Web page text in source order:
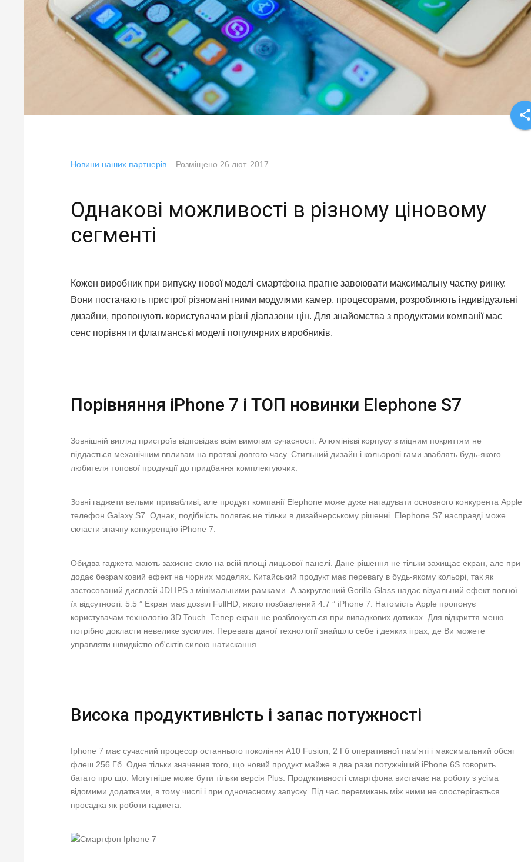
share
Новини наших партнерів Розміщено 26 лют. 2017
Однакові можливості в різному ціновому
сегменті
Кожен виробник при випуску нової моделі смартфона прагне завоювати максимальну частку ринку.
Вони постачають пристрої різноманітними модулями камер, процесорами, розробляють індивідуальні
дизайни, пропонують користувачам різні діапазони цін. Для знайомства з продуктами компанії має
сенс порівняти флагманські моделі популярних виробників.
Порівняння iPhone 7 і ТОП новинки Elephone S7
Зовнішній вигляд пристроїв відповідає всім вимогам сучасності. Алюмінієві корпусу з міцним покриттям не
піддається механічним впливам на протязі довгого часу. Стильний дизайн і кольорові гами зваблять будь-якого
любителя топової продукції до придбання комплектуючих.
Зовні гаджети вельми привабливі, але продукт компанії Elephone може дуже нагадувати основного конкурента Apple
телефон Galaxy S7. Однак, подібність полягає не тільки в дизайнерському рішенні. Elephone S7 насправді може
скласти значну конкуренцію iPhone 7.
Обидва гаджета мають захисне скло на всій площі лицьової панелі. Дане рішення не тільки захищає екран, але при
додає безрамковий ефект на чорних моделях. Китайський продукт має перевагу в будь-якому кольорі, так як
застосований дисплей JDI IPS з мінімальними рамками. А закруглений Gorilla Glass надає візуальний ефект повної
їх відсутності. 5.5 ” Екран має дозвіл FullHD, якого позбавлений 4.7 ” iPhone 7. Натомість Apple пропонує
користувачам технологію 3D Touch. Тепер екран не розблокується при випадкових дотиках. Для відкриття меню
потрібно докласти невелике зусилля. Перевага даної технології знайшло себе і деяких іграх, де Ви можете
управляти швидкістю об'єктів силою натискання.
Висока продуктивність і запас потужності
Iphone 7 має сучасний процесор останнього покоління A10 Fusion, 2 Гб оперативної пам'яті і максимальний обсяг
флеш 256 Гб. Одне тільки значення того, що новий продукт майже в два рази потужніший iPhone 6S говорить
багато про що. Могутніше може бути тільки версія Plus. Продуктивності смартфона вистачає на роботу з усіма
відомими додатками, в тому числі і при одночасному запуску. Під час перемикань між ними не спостерігається
просадка як роботи гаджета.